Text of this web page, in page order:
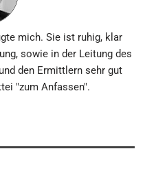
mich. Sie ist ruhig, klar
sowie in der Leitung des
den Ermittlern sehr gut
"zum Anfassen".